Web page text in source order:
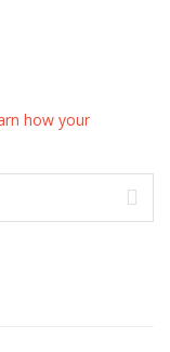
how your